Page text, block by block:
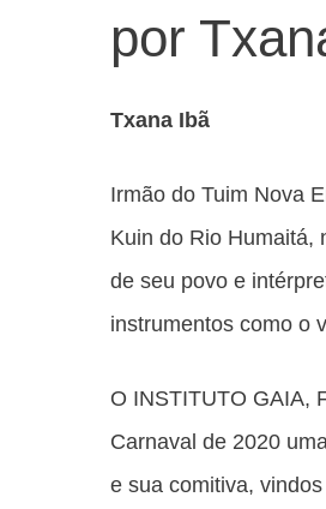
por
Txana Ibã
Irmão do Tuim Nova
Kuin do Rio Humaitá,
de seu povo e
instrumentos como o
O INSTITUTO GAIA,
Carnaval de 2020
e sua comitiva,